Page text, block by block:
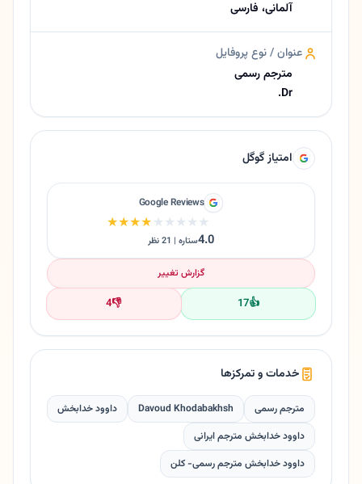
آلمانی، فارسی
عنوان / نوع پروفایل
مترجم رسمی
Dr.
امتیاز گوگل
Google Reviews
★★★★★
★★★★★
4.0ستاره | 21 نظر
گزارش تغییر
👍
17
👎
4
خدمات و تمرکزها
مترجم رسمی Davoud Khodabakhsh
داوود خدابخش
داوود خدابخش مترجم ایرانی
داوود خدابخش مترجم رسمی- کلن